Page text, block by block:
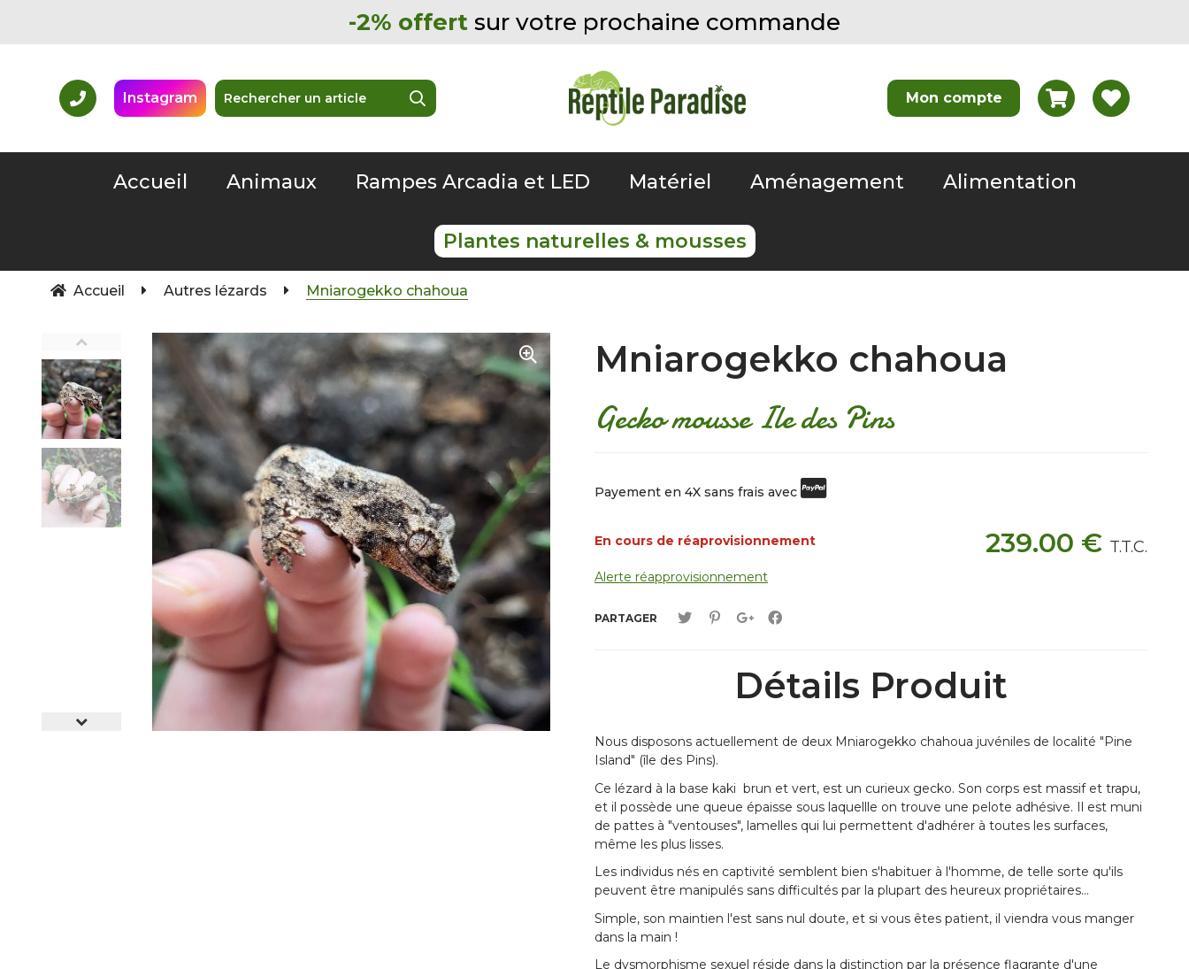
Instagram
Accueil Animaux Rampes Arcadia et LED Matériel Aménagement Alimentation
Plantes naturelles & mousses
Accueil Autres lézards Mniarogekko chahoua
Mniarogekko chahoua
Gecko mousse Ile des Pins
Payement en 4X sans frais avec
239.00 € T.T.C.
En cours de réaprovisionnement
Alerte réapprovisionnement
PARTAGER
Détails Produit
Nous disposons actuellement de deux Mniarogekko chahoua juvéniles de localité "Pine
Island" (île des Pins).
Ce lézard à la base kaki brun et vert, est un curieux gecko. Son corps est massif et trapu,
et il possède une queue épaisse sous laquellle on trouve une pelote adhésive. Il est muni
de pattes à "ventouses", lamelles qui lui permettent d'adhérer à toutes les surfaces,
même les plus lisses.
Les individus nés en captivité semblent bien s'habituer à l'homme, de telle sorte qu'ils
peuvent être manipulés sans difficultés par la plupart des heureux propriétaires...
Simple, son maintien l'est sans nul doute, et si vous êtes patient, il viendra vous manger
dans la main !
Le dysmorphisme sexuel réside dans la distinction par la présence flagrante d'une
-2% offert sur votre prochaine commande